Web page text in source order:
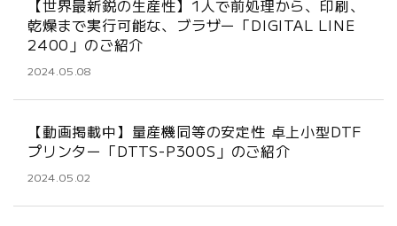
【世界最新鋭の生産性】1人で前処理から、印刷、
乾燥まで実行可能な、ブラザー「DIGITAL LINE
2400」のご紹介
2024.05.08
【動画掲載中】量産機同等の安定性 卓上小型DTF
プリンター「DTTS-P300S」のご紹介
2024.05.02